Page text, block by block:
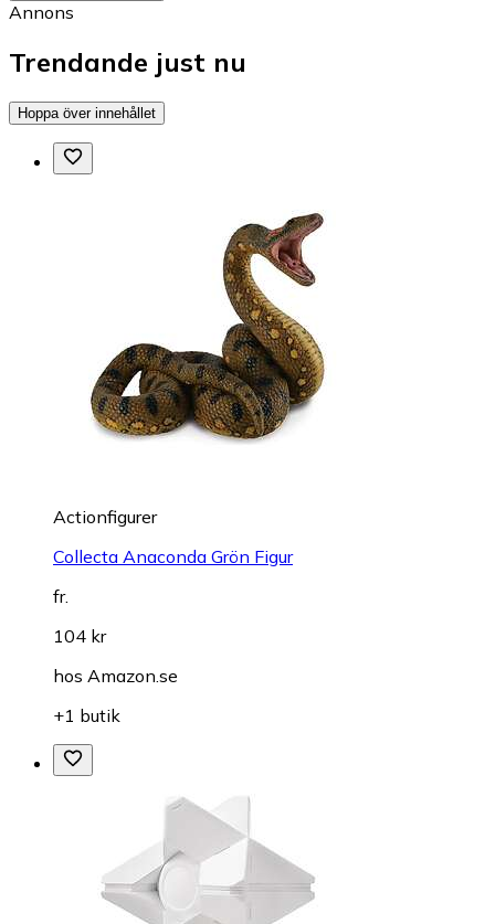
Annons
Trendande just nu
Hoppa över innehållet
Actionfigurer
Collecta Anaconda Grön Figur
fr.
104 kr
hos Amazon.se
+1 butik